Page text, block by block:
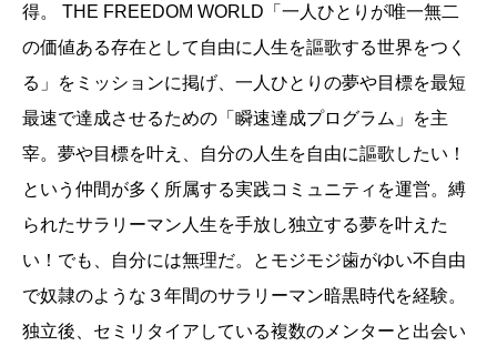
得。 THE FREEDOM WORLD「一人ひとりが唯一無二
の価値ある存在として自由に人生を謳歌する世界をつく
る」をミッションに掲げ、一人ひとりの夢や目標を最短
最速で達成させるための「瞬速達成プログラム」を主
宰。夢や目標を叶え、自分の人生を自由に謳歌したい！
という仲間が多く所属する実践コミュニティを運営。縛
られたサラリーマン人生を手放し独立する夢を叶えた
い！でも、自分には無理だ。とモジモジ歯がゆい不自由
で奴隷のような３年間のサラリーマン暗黒時代を経験。
独立後、セミリタイアしている複数のメンターと出会い